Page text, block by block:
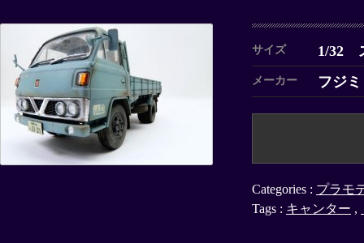
サイズ 1/32
メーカー フジミ
Categories : プラモ
Tags : キャンター ,